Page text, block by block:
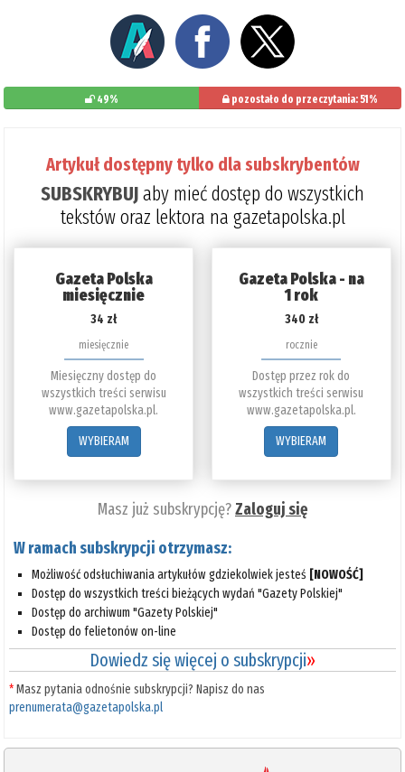
49% pozostało do przeczytania: 51%
Artykuł dostępny tylko dla subskrybentów
SUBSKRYBUJaby mieć dostęp do wszystkich
tekstów oraz lektora na gazetapolska.pl
Gazeta Polska
miesięcznie
34 zł
miesięcznie
Miesięczny dostęp do
wszystkich treści serwisu
www.gazetapolska.pl.
WYBIERAM
Gazeta Polska - na
1 rok
340 zł
rocznie
Dostęp przez rok do
wszystkich treści serwisu
www.gazetapolska.pl.
WYBIERAM
Masz już subskrypcję?Zaloguj się
W ramach subskrypcji otrzymasz:
Możliwość odsłuchiwania artykułów gdziekolwiek jesteś [NOWOŚĆ]
Dostęp do wszystkich treści bieżących wydań "Gazety Polskiej"
Dostęp do archiwum "Gazety Polskiej"
Dostęp do felietonów on-line
Dowiedz się więcej o subskrypcji»
*Masz pytania odnośnie subskrypcji? Napisz do nas
prenumerata@gazetapolska.pl